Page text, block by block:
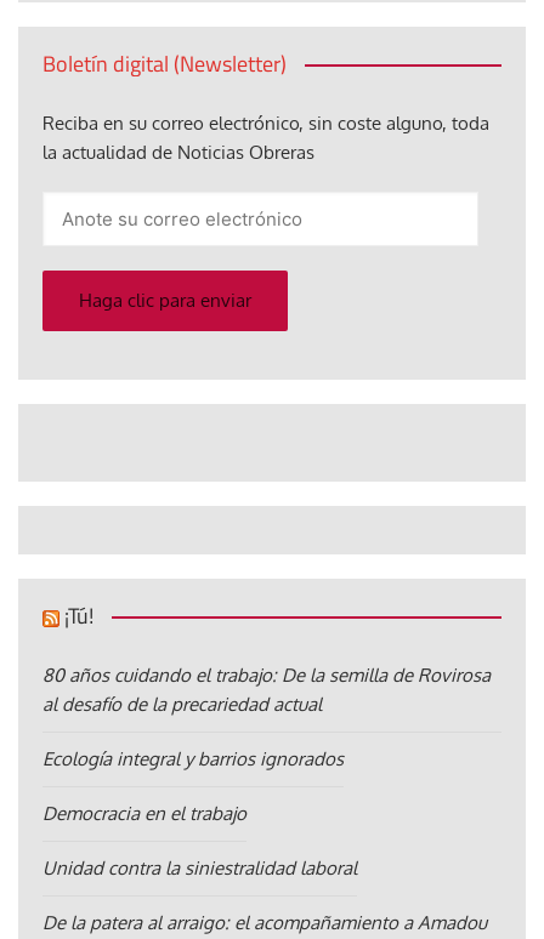
Boletín digital (Newsletter)
Reciba en su correo electrónico, sin coste alguno, toda
la actualidad de Noticias Obreras
electrónico
Haga clic para enviar
¡Tú!
80 años cuidando el trabajo: De la semilla de Rovirosa
al desafío de la precariedad actual
Ecología integral y barrios ignorados
Democracia en el trabajo
Unidad contra la siniestralidad laboral
De la patera al arraigo: el acompañamiento a Amadou